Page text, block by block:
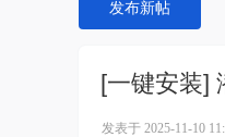
发布新帖
[一键安装]
发表于 2025-11-10